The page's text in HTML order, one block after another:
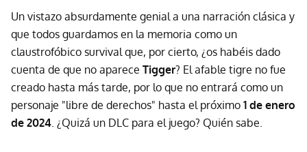
Un vistazo absurdamente genial a una narración clásica y
que todos guardamos en la memoria como un
claustrofóbico survival que, por cierto, ¿os habéis dado
cuenta de que no aparece Tigger? El afable tigre no fue
creado hasta más tarde, por lo que no entrará como un
personaje "libre de derechos" hasta el próximo 1 de enero
de 2024 . ¿Quizá un DLC para el juego? Quién sabe.